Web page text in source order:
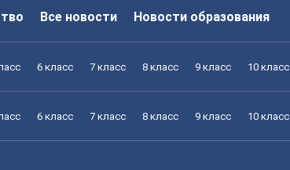
Все новости Новости образования
6 класс 7 класс 8 класс 9 класс 10 класс
6 класс 7 класс 8 класс 9 класс 10 класс